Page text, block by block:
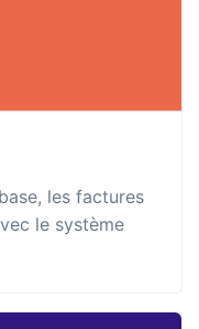
les factures
le système